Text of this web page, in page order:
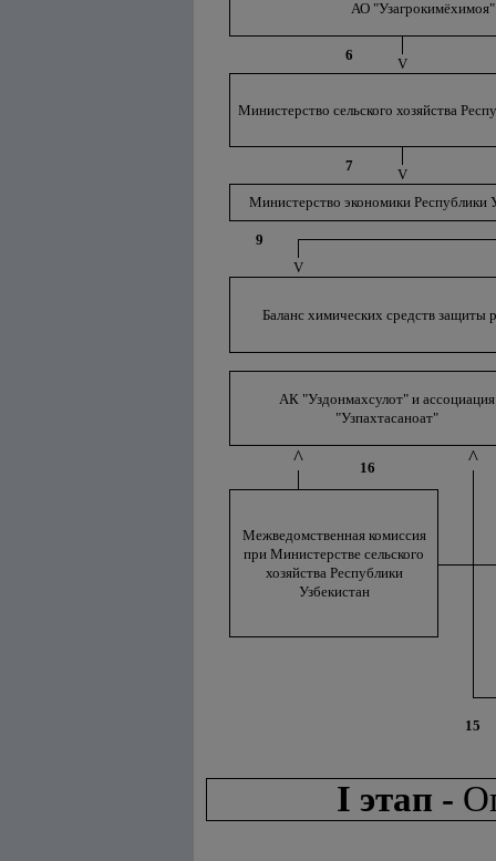
АО "Узагрокимёхимоя"
6
V
Министерство сельского хозяйства
7
V
Министерство экономики Республики
9
V
Баланс химических средств защиты
АК "Уздонмахсулот" и ассоциация
"Узпахтасаноат"
^ 16 ^
Межведомственная комиссия
при Министерстве сельского
хозяйства Республики
Узбекистан
15
I этап -